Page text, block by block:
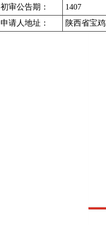
初审公告期：
1407
申请人地址：
陕西省宝